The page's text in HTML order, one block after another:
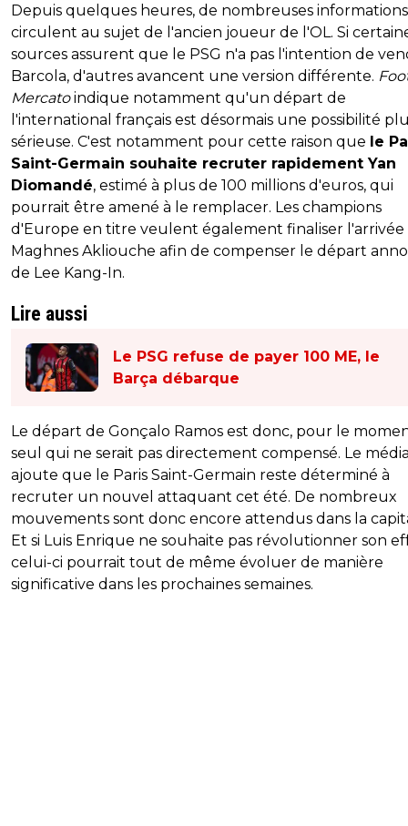
Depuis quelques heures, de nombreuses informations
circulent au sujet de l'ancien joueur de l'OL. Si
sources assurent que le PSG n'a pas l'intention de
Barcola, d'autres avancent une version différente.
Mercatoindique notamment qu'un départ de
l'international français est désormais une possibilité
sérieuse. C'est notamment pour cette raison que le
Saint-Germain souhaite recruter rapidement Yan
Diomandé, estimé à plus de 100 millions d'euros, qui
pourrait être amené à le remplacer. Les champions
d'Europe en titre veulent également finaliser l'arrivée
Maghnes Akliouche afin de compenser le départ
de Lee Kang-In.
Lire aussi
Le PSG refuse de payer 100 ME, le
Barça débarque
Le départ de Gonçalo Ramos est donc, pour le
seul qui ne serait pas directement compensé. Le
ajoute que le Paris Saint-Germain reste déterminé à
recruter un nouvel attaquant cet été. De nombreux
mouvements sont donc encore attendus dans la
Et si Luis Enrique ne souhaite pas révolutionner son
celui-ci pourrait tout de même évoluer de manière
significative dans les prochaines semaines.